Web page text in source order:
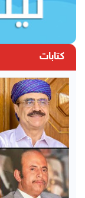
كتابات